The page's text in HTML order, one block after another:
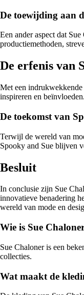
De toewijding aan
Een ander aspect dat
productiemethoden,
De erfenis van
Met een indrukwekkende
inspireren en
De toekomst van
Terwijl de wereld van
Spooky and Sue blijven
Besluit
In conclusie zijn Sue
innovatieve benadering
wereld van mode en
Wie is Sue
Sue Chaloner is een
collecties.
Wat maakt de